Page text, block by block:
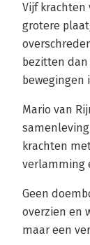
Vijf
grotere
bezitten
bewegingen
Mario van
krachten
verlamming
Geen
overzien en
maar een